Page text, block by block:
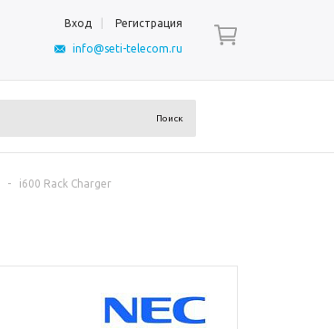
Вход Регистрация
info@seti-telecom.ru
- i600 Rack Charger